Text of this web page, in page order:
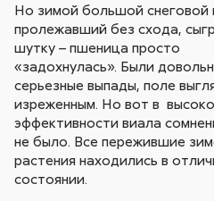
Но зимой большой снеговой
пролежавший без схода,
шутку – пшеница просто
«задохнулась». Были
серьезные выпады, поле
изреженным. Но вот в
эффективности виала
не было. Все пережившие
растения находились в
состоянии.